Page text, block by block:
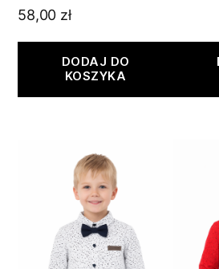
58,00 zł
DODAJ DO
KOSZYKA